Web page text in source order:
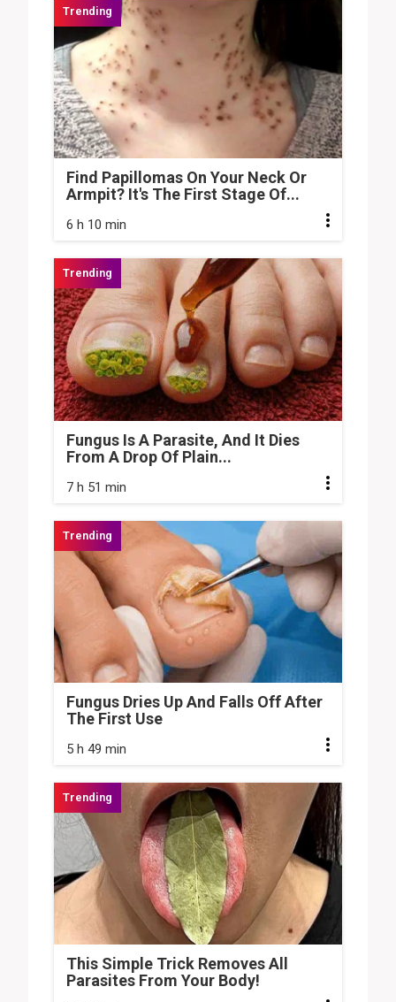
Find Papillomas On Your Neck Or
Armpit? It's The First Stage Of...
6 h 10 min
Fungus Is A Parasite, And It Dies
From A Drop Of Plain...
7 h 51 min
Fungus Dries Up And Falls Off After
The First Use
5 h 49 min
This Simple Trick Removes All
Parasites From Your Body!